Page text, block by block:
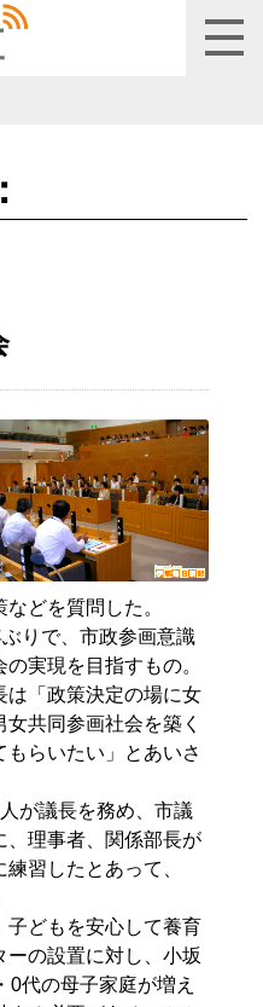
どを質問した。
りで、市政参画意識
実現を目指すもの。
「政策決定の場に女
共同参画社会を築く
らいたい」とあいさ
が議長を務め、市議
、理事者、関係部長が
習したとあって、
どもを安心して養育
の設置に対し、小坂
0代の母子家庭が増え